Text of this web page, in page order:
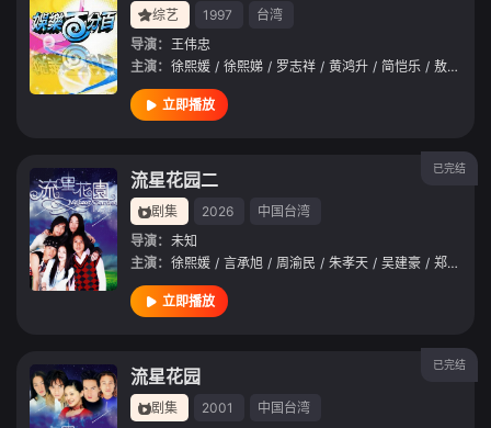
综艺 1997
台湾
导演： 王伟忠
主演： 徐熙媛 / 徐熙娣 / 罗志祥 / 黄鸿升 / 简恺乐 / 敖犬
立即播放
已完结
流星花园二
剧集 2026
中国台湾
导演： 未知
主演： 徐熙媛 / 言承旭 / 周渝民 / 朱孝天 / 吴建豪 / 郑雪儿
立即播放
已完结
流星花园
剧集 2001
中国台湾